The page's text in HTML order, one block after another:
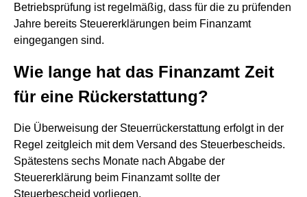
Betriebsprüfung ist regelmäßig, dass für die zu prüfenden
Jahre bereits Steuererklärungen beim Finanzamt
eingegangen sind.
Wie lange hat das Finanzamt Zeit
für eine Rückerstattung?
Die Überweisung der Steuerrückerstattung erfolgt in der
Regel zeitgleich mit dem Versand des Steuerbescheids.
Spätestens sechs Monate nach Abgabe der
Steuererklärung beim Finanzamt sollte der
Steuerbescheid vorliegen.